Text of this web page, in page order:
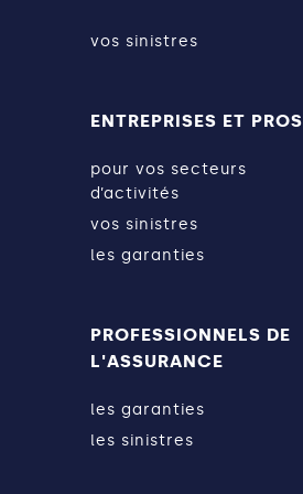
vos sinistres
ENTREPRISES ET PROS
pour vos secteurs
d’activités
vos sinistres
les garanties
PROFESSIONNELS DE
L'ASSURANCE
les garanties
les sinistres